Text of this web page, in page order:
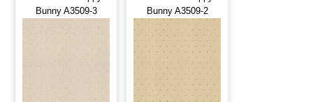
Bunny A3509-3
Bunny A3509-2